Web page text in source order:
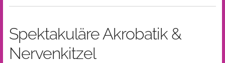
Spektakuläre Akrobatik &
Nervenkitzel